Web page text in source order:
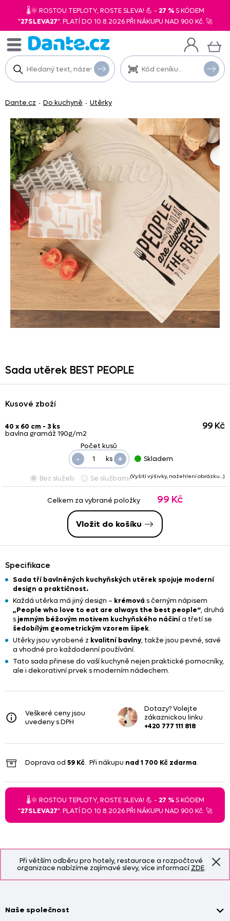
🌡️🌞 ROSTOU TEPLOTY, ROSTE SLEVA! 💪 - 27 %S KÓDEM
"27SLEVA27". PLATÍ DO 10.8.2026 PŘI NÁKUPU NAD 900 Kč. 🚀
Při větším odběru pro hotely, restaurace a rozpočtové
organizace nabízíme zajímavé slevy, více informacíZDE.
Dante.cz - Do kuchyně - Utěrky
Sada utěrek BEST PEOPLE
Kusové zboží
40 x 60 cm - 3 ks
bavlna gramáž 190g/m2
ks +
-
99 Kč
Skladem
Bez služeb Se službami(Vyšití výšivky, nažehlení obrázku…)
Celkem za vybrané položky 99 Kč
Vložit do košíku
Specifikace
Sada tří bavlněných kuchyňských utěrek spojuje moderní
design a praktičnost.
Každá utěrka má jiný design – krémová s černým nápisem
„People who love to eat are always the best people“, druhá
s jemným béžovým motivem kuchyňského náčinía třetí se
šedobílým geometrickým vzorem šipek.
Utěrky jsou vyrobené z kvalitní bavlny, takže jsou pevné, savé
a vhodné pro každodenní používání.
Tato sada přinese do vaší kuchyně nejen praktické pomocníky,
ale i dekorativní prvek s moderním nádechem.
Veškeré ceny jsou
uvedeny s DPH
Dotazy? Volejte
zákaznickou linku
+420 777 111 818
Doprava od 59 Kč. Při nákupu nad 1 700 Kč zdarma.
🌡️🌞 ROSTOU TEPLOTY, ROSTE SLEVA! 💪 - 27 %S KÓDEM
"27SLEVA27". PLATÍ DO 10.8.2026 PŘI NÁKUPU NAD 900 Kč. 🚀
Naše společnost